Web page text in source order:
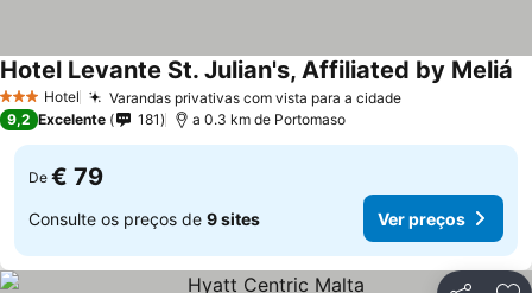
3 EstrelasHotel Varandas privativas com vista para a cidadeVer preços
Hotel Levante St. Julian's, Affiliated by Meliá
9,2 Excelente 181 a 0.3 km de Portomaso
De € 79
Consulte os preços de 9 sites Ver preços